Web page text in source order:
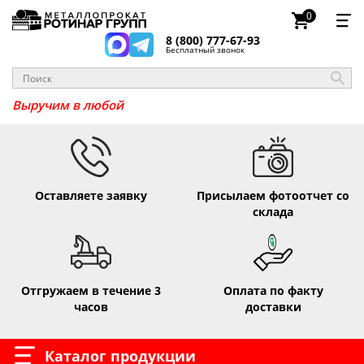
8 (800) 777-67-93
Бесплатный звонок
0
Выручим в
Оставляете заявку
Присылаем фотоотчет со
склада
Отгружаем в течение 3
часов
Оплата по факту
доставки
Каталог продукции